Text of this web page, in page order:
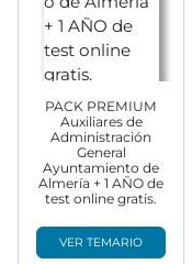
PACK PREMIUM
Auxiliares de
Administración
General
Ayuntamiento de
Almería + 1 AÑO de
test online gratis.
VER TEMARIO